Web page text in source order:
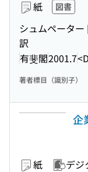
紙 図書
シュムペータ
訳
有斐閣2001.7
著者標目（識別子）
企
紙 デジ